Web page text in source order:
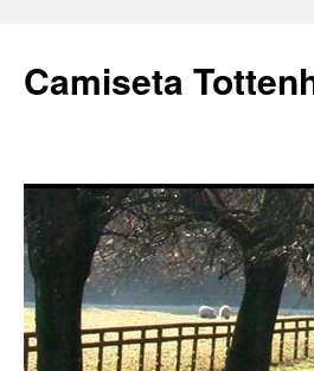
Camiseta